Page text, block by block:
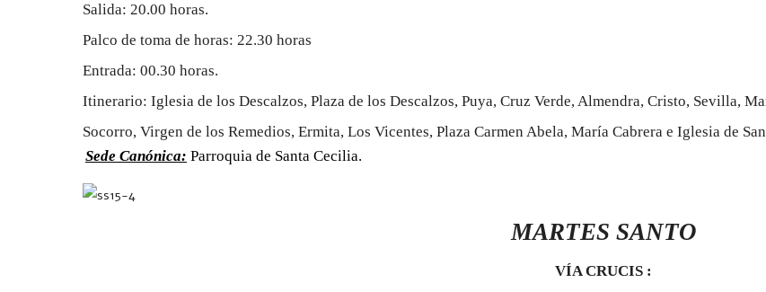
Salida: 20.00 horas.
Palco de toma de horas: 22.30 horas
Entrada: 00.30 horas.
Itinerario: Iglesia de los Descalzos, Plaza de los Descalzos, Puya, Cruz Verde, Almendra, Cristo, Sevilla,
Socorro, Virgen de los Remedios, Ermita, Los Vicentes, Plaza Carmen Abela, María Cabrera e Iglesia de
Sede Canónica: Parroquia de Santa Cecilia.
MARTES SANTO
VÍA CRUCIS :